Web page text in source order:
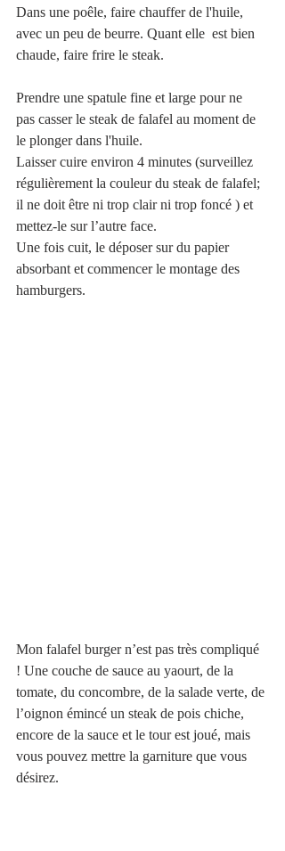
Dans une poêle, faire chauffer de l'huile,
avec un peu de beurre. Quant elle  est bien
chaude, faire frire le steak.
Prendre une spatule fine et large pour ne
pas casser le steak de falafel au moment de
le plonger dans l'huile.
Laisser cuire environ 4 minutes (surveillez
régulièrement la couleur du steak de falafel;
il ne doit être ni trop clair ni trop foncé ) et
mettez-le sur l’autre face.
Une fois cuit, le déposer sur du papier
absorbant et commencer le montage des
hamburgers.
Mon falafel burger n’est pas très compliqué
! Une couche de sauce au yaourt, de la
tomate, du concombre, de la salade verte, de
l’oignon émincé un steak de pois chiche,
encore de la sauce et le tour est joué, mais
vous pouvez mettre la garniture que vous
désirez.